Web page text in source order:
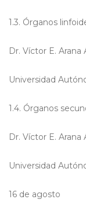
1.3. Órganos
Dr. Víctor E. Arana
Universidad
1.4. Órganos
Dr. Víctor E. Arana
Universidad
16 de agosto